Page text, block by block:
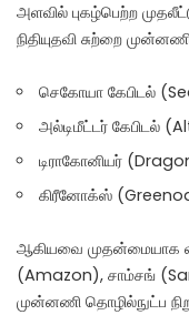
அளவில் புகழ்பெற்ற
நிதியுதவி சுற்றை
செகோயா கேபிடல்
அல்டிமீட்டர் கேபிடல்
டிராகோனியர்
கிரீனோக்ஸ்
ஆகியவை முதன்மையாக
(Amazon), சாம்சங்
முன்னணி தொழில்நுட்ப